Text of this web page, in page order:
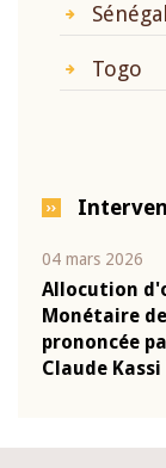
Sénégal
Togo
04 mars 2026
Allocution
Monétaire de
prononcée
Claude Kassi